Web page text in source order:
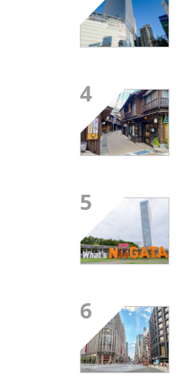
4
5
6